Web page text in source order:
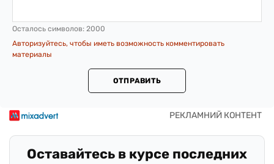
Осталось символов: 2000
Авторизуйтесь, чтобы иметь возможность комментировать
материалы
ОТПРАВИТЬ
Оставайтесь в курсе последних